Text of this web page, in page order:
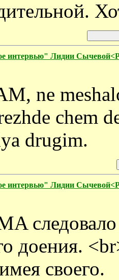
интервью" Лидии
ne
chem
drugim.
интервью" Лидии
доения.
своего.